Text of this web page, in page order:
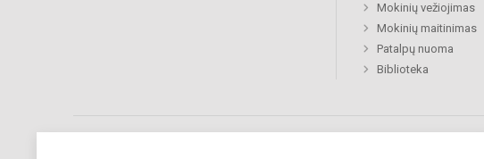
Mokinių vežiojimas
Mokinių maitinimas
Patalpų nuoma
Biblioteka